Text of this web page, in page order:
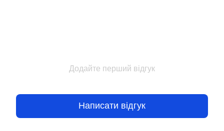
Додайте перший відгук
Написати відгук